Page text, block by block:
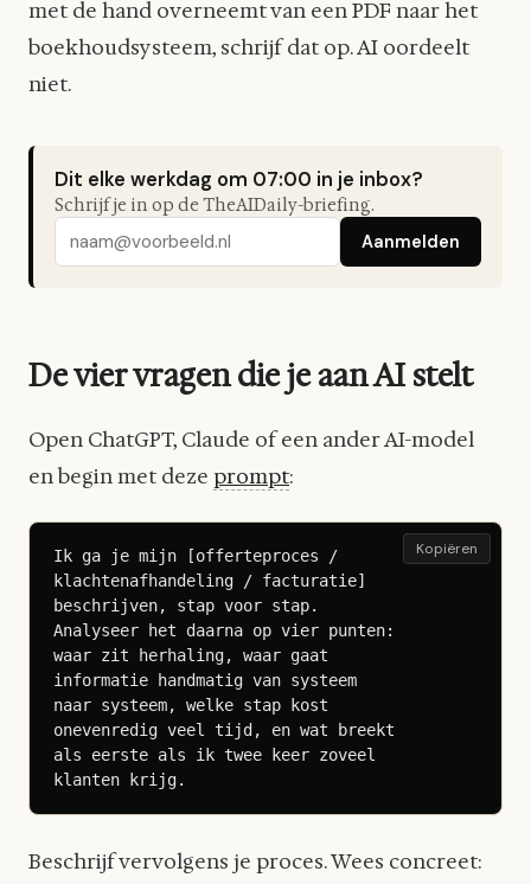
met de hand overneemt van een PDF naar het
boekhoudsysteem, schrijf dat op. AI oordeelt
niet.
Dit elke werkdag om 07:00 in je inbox?
Schrijf je in op de TheAIDaily-briefing.
Aanmelden
De vier vragen die je aan AI stelt
Open ChatGPT, Claude of een ander AI-model
en begin met deze prompt:
Kopiëren
Ik ga je mijn [offerteproces /
klachtenafhandeling / facturatie]
beschrijven, stap voor stap.
Analyseer het daarna op vier punten:
waar zit herhaling, waar gaat
informatie handmatig van systeem
naar systeem, welke stap kost
onevenredig veel tijd, en wat breekt
als eerste als ik twee keer zoveel
klanten krijg.
Beschrijf vervolgens je proces. Wees concreet: